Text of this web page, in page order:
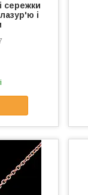
сережки
і